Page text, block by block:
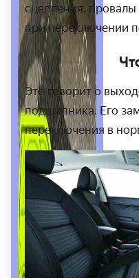
сцепления,
при переключении
Это говорит о
подшипника. Его
переключения в